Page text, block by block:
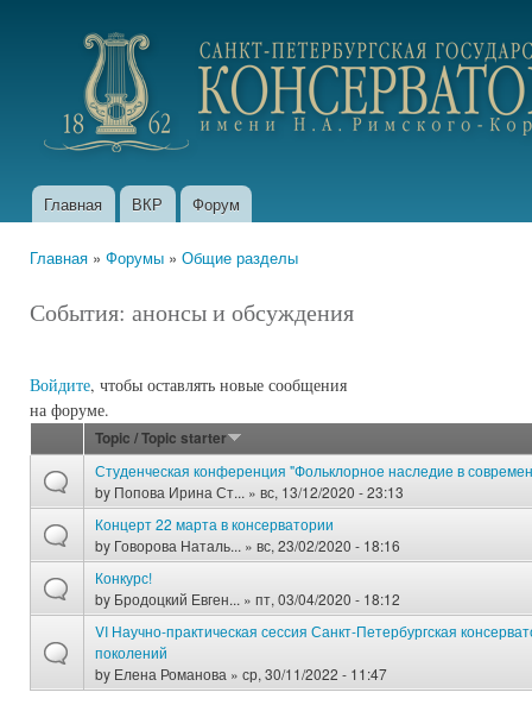
portfolio.conservatory.ru
Главное меню
Главная ВКР Форум
Главная » Форумы » Общие разделы
События: анонсы и обсуждения
Войдите, чтобы оставлять новые сообщения
на форуме.
Topic / Topic starter
Студенческая конференция "Фольклорное наследие в
by Попова Ирина Ст... » вс, 13/12/2020 - 23:13
Концерт 22 марта в консерватории
by Говорова Наталь... » вс, 23/02/2020 - 18:16
Конкурс!
by Бродоцкий Евген... » пт, 03/04/2020 - 18:12
VI Научно-практическая сессия Санкт-Петербургская
поколений
by Елена Романова » ср, 30/11/2022 - 11:47